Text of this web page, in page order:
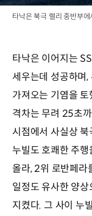
타낙은 북극 랠리 중반부
타낙은 이어지는
세우는데 성공하며
가져오는 기염을
격차는 무려 25초
시점에서 사실상 북
누빌도 호쾌한 주행
올라, 2위 로반페라
일정도 유사한 양
지켰다. 그 사이 누